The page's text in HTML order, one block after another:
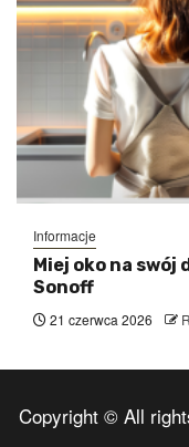
Informacje
Miej oko na swój
Sonoff
21 czerwca 2026
Copyright © All